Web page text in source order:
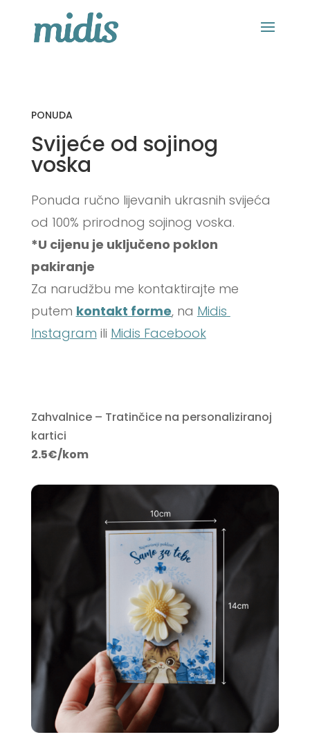
PONUDA
Svijeće od sojinog
voska
Ponuda ručno lijevanih ukrasnih svijeća
od 100% prirodnog sojinog voska.
*U cijenu je uključeno poklon
pakiranje
Za narudžbu me kontaktirajte me
putem kontakt forme, na Midis
Instagram ili Midis Facebook
Zahvalnice – Tratinčice na personaliziranoj
kartici
2.5€/kom